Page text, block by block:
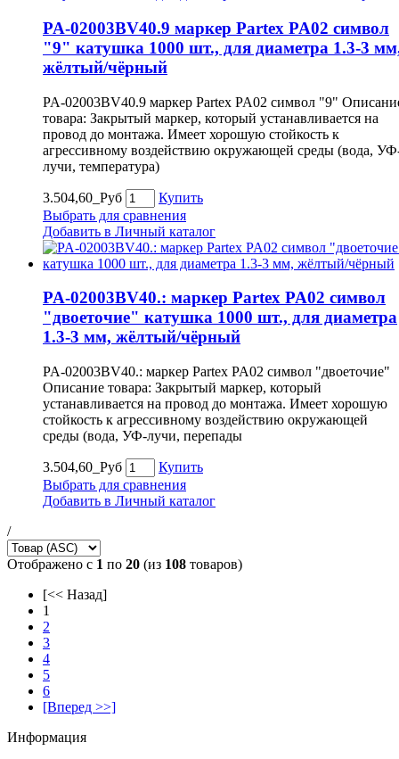
PA-02003BV40.9 маркер Partex PA02 символ
"9" катушка 1000 шт., для диаметра 1.3-3
жёлтый/чёрный
PA-02003BV40.9 маркер Partex PA02 символ "9"
товара: Закрытый маркер, который устанавливается на
провод до монтажа. Имеет хорошую стойкость к
агрессивному воздействию окружающей среды (вода,
лучи, температура)
3.504,60_Руб
Купить
Выбрать для сравнения
Добавить в Личный каталог
PA-02003BV40.: маркер Partex PA02 символ
"двоеточие" катушка 1000 шт., для диаметра
1.3-3 мм, жёлтый/чёрный
PA-02003BV40.: маркер Partex PA02 символ "двоеточие"
Описание товара: Закрытый маркер, который
устанавливается на провод до монтажа. Имеет хорошую
стойкость к агрессивному воздействию окружающей
среды (вода, УФ-лучи, перепады
3.504,60_Руб
Купить
Выбрать для сравнения
Добавить в Личный каталог
/
Отображено с 1 по 20 (из 108 товаров)
[<< Назад]
1
2
3
4
5
6
[Вперед >>]
Информация